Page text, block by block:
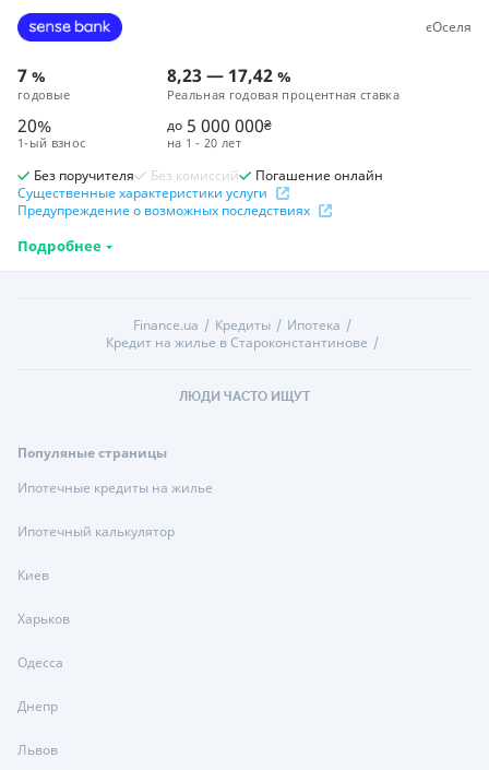
єОселя
7 %
годовые
8,23— 17,42%
Реальная годовая процентная ставка
20%
1-ый взнос
до 5 000 000₴
на 1 - 20 лет
Без поручителя Без комиссий
Погашение онлайн
Существенные характеристики услуги
Предупреждение о возможных последствиях
Подробнее
Finance.ua Кредиты
Ипотека
Кредит на жилье в Староконстантинове
ЛЮДИ ЧАСТО ИЩУТ
Популяные страницы
Ипотечные кредиты на жилье
Ипотечный калькулятор
Киев
Харьков
Одесса
Днепр
Львов